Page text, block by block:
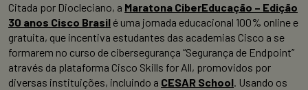
Citada por Diocleciano, a Maratona CiberEducação – Edição
30 anos Cisco Brasil é uma jornada educacional 100% online e
gratuita, que incentiva estudantes das academias Cisco a se
formarem no curso de cibersegurança “Segurança de Endpoint”
através da plataforma Cisco Skills for All, promovidos por
diversas instituições, incluindo a CESAR School. Usando os